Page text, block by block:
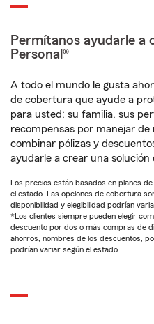
Permítanos ayudarle a
Personal®
A todo el mundo le gusta
de cobertura que ayude a
para usted: su familia, sus
recompensas por manejar
combinar pólizas y
ayudarle a crear una
Los precios están basados en planes
el estado. Las opciones de cobertura
disponibilidad y elegibilidad podrían
*Los clientes siempre pueden elegir
descuento por dos o más compras de
ahorros, nombres de los descuentos,
podrían variar según el estado.